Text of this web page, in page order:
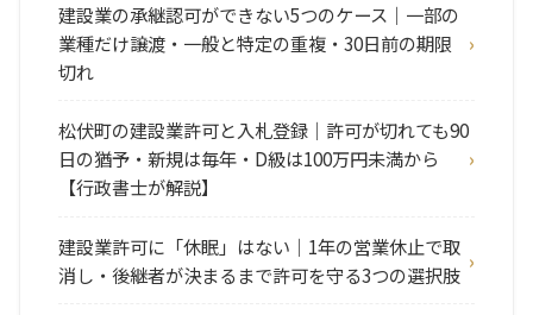
建設業の承継認可ができない5つのケース｜一部の
業種だけ譲渡・一般と特定の重複・30日前の期限
切れ
松伏町の建設業許可と入札登録｜許可が切れても90
日の猶予・新規は毎年・D級は100万円未満から
【行政書士が解説】
建設業許可に「休眠」はない｜1年の営業休止で取
消し・後継者が決まるまで許可を守る3つの選択肢